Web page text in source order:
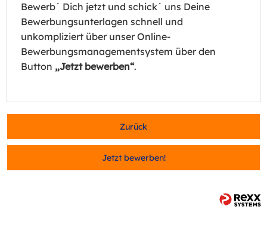
Bewerb´ Dich jetzt und schick´ uns Deine
Bewerbungsunterlagen schnell und
unkompliziert über unser Online-
Bewerbungsmanagementsystem über den
Button „Jetzt bewerben“.
Zurück
Jetzt bewerben!